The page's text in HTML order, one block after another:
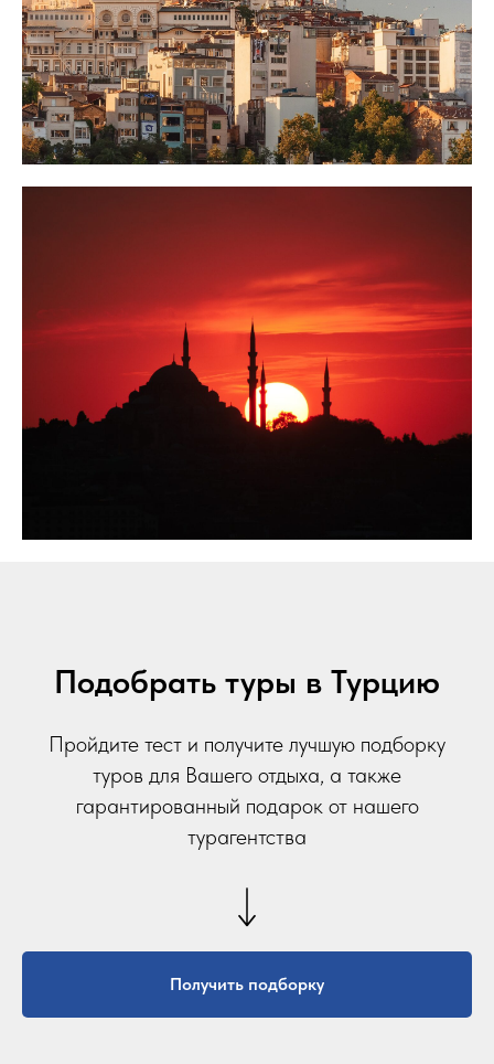
Подобрать туры в Турцию
Пройдите тест и получите лучшую подборку
туров для Вашего отдыха, а также
гарантированный подарок от нашего
турагентства
Получить подборку